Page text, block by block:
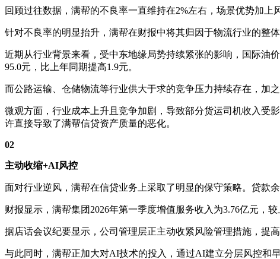
回顾过往数据，满帮的不良率一直维持在2%左右，场景优势加上
针对不良率的明显抬升，满帮在财报中将其归因于物流行业的整体
近期从行业背景来看，受中东地缘局势持续紧张的影响，国际油
95.0元，比上年同期提高1.9元。
而公路运输、仓储物流等行业供大于求的竞争压力持续存在，加
微观方面，行业成本上升且竞争加剧，导致部分货运司机收入受
许直接导致了满帮信贷资产质量的恶化。
02
主动收缩+AI风控
面对行业逆风，满帮在信贷业务上采取了明显的保守策略。贷款
财报显示，满帮集团2026年第一季度增值服务收入为3.76亿元，
据店话会议纪要显示，公司管理层正主动收紧风险管理措施，提
与此同时，满帮正加大对AI技术的投入，通过AI建立分层风控和